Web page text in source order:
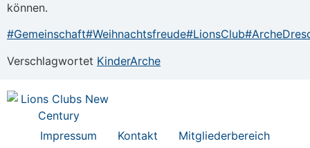
können.
#Gemeinschaft#Weihnachtsfreude#LionsClub
Verschlagwortet KinderArche
Impressum Kontakt
Mitgliederbereich